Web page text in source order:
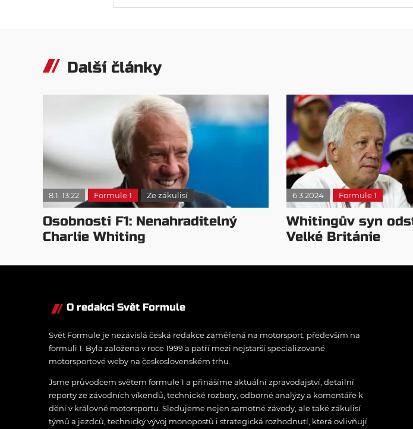
Další články
8.1. 13:22 Formule 1 Ze zákulisí
Osobnosti F1: Nenahraditelný
Charlie Whiting
6.3.2024 Formule 1
Whitingův syn
Velké Británie
O redakci Svět Formule
Svět Formule je nezávislá česká redakce zaměřená na motorsport, především na
formuli 1. Byla založena v roce 1999 a patří mezi nejstarší specializované
motorsportové weby na československém trhu.
Jsme průvodcem světem formule 1 a přinášíme aktuální zpravodajství, detailní
reporty ze závodních víkendů, technické rozbory, odborné analýzy a komentáře k
dění v královně motorsportu. Sledujeme nejen samotné závody, ale také zákulisí
týmů a jezdců, technický vývoj monopostů i strategická rozhodnutí, která ovlivňují